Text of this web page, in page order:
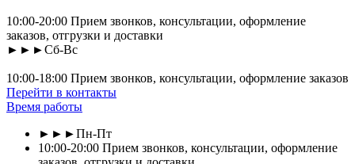
10:00-20:00 Прием звонков, консультации, оформление
заказов, отгрузки и доставки
►►►Сб-Вс
10:00-18:00 Прием звонков, консультации, оформление заказов
Перейти в контакты
Время работы
►►►Пн-Пт
10:00-20:00 Прием звонков, консультации, оформление